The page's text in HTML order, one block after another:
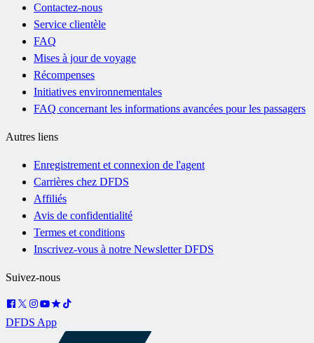
Contactez-nous
Service clientèle
FAQ
Mises à jour de voyage
Récompenses
Initiatives environnementales
FAQ concernant les informations avancées pour les passagers
Autres liens
Enregistrement et connexion de l'agent
Carrières chez DFDS
Affiliés
Avis de confidentialité
Termes et conditions
Inscrivez-vous à notre Newsletter DFDS
Suivez-nous
DFDS App